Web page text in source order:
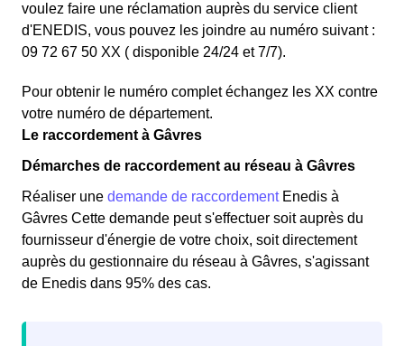
voulez faire une réclamation auprès du service client
d'ENEDIS, vous pouvez les joindre au numéro suivant :
09 72 67 50 XX ( disponible 24/24 et 7/7).
Pour obtenir le numéro complet échangez les XX contre
votre numéro de département.
Le raccordement à Gâvres
Démarches de raccordement au réseau à Gâvres
Réaliser une demande de raccordementEnedis à
Gâvres Cette demande peut s'effectuer soit auprès du
fournisseur d'énergie de votre choix, soit directement
auprès du gestionnaire du réseau à Gâvres, s'agissant
de Enedis dans 95% des cas.